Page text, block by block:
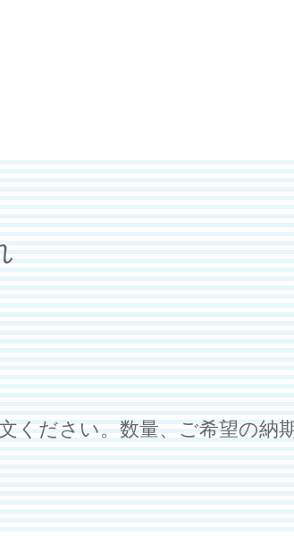
ください。数量、ご希望の納